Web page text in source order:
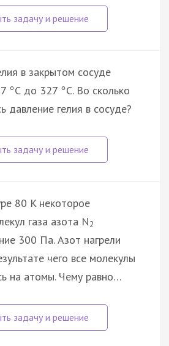
в закрытом сосуде
°С до 327 °С. Во сколько
давление гелия в сосуде?
80 K некоторое
газа азота N2
300 Па. Азот нагрели
чего все молекулы
на атомы. Чему равно…